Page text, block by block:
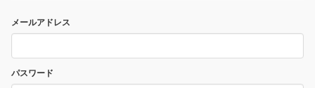
メールアドレス
パスワード